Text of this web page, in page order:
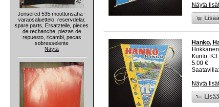
Jonsered 535 moottorisaha -
varaosaluettelo, reservdelar,
spare parts, Ersatzteile, pieces
de rechanche, piezas de
repuesto, ricambi, pecas
sobresselente
Näytä
Näytä
Hanko,
Kunto:
5.00 €
Näytä